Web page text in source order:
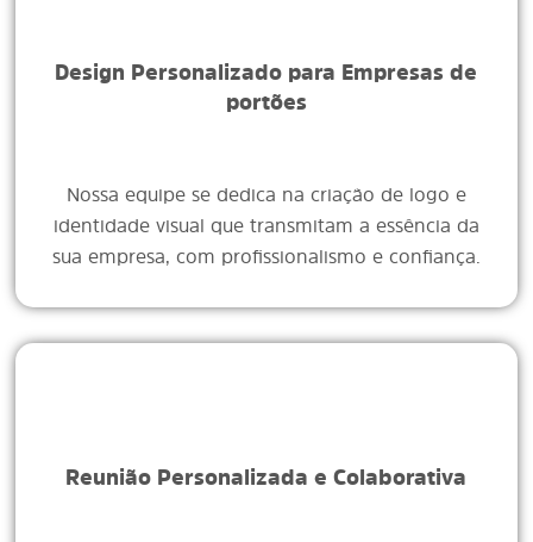
Design Personalizado para Empresas de
portões
Nossa equipe se dedica na criação de logo e
identidade visual que transmitam a essência da
sua empresa, com profissionalismo e confiança.
Reunião Personalizada e Colaborativa